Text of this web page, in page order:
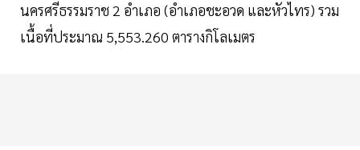
นครศรีธรรมราช 2 อำเภอ (อำเภอชะอวด และหัวไทร) รวม
เนื้อที่ประมาณ 5,553.260 ตารางกิโลเมตร